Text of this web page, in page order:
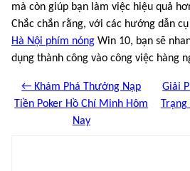
mà còn giúp bạn làm việc hiệu quả
Chắc chắn rằng, với các hướng dẫn
Hà Nội phím nóng Win 10, bạn sẽ
dụng thành công vào công việc hàng
← Khám Phá Thưởng Nạp
Tiền Poker Hồ Chí Minh Hôm
Nay
Giải
Trạng